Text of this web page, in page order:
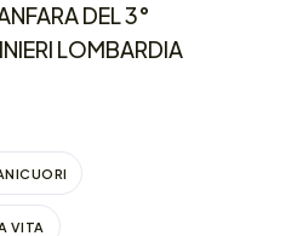
DEL 3°
LOMBARDIA
VITA